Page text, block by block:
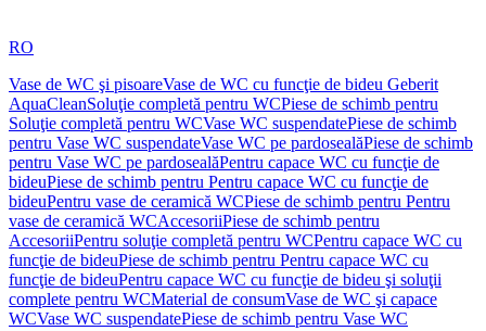
RO
Vase de WC şi pisoareVase de WC cu funcţie de bideu Geberit
AquaCleanSoluţie completă pentru WCPiese de schimb pentru
Soluţie completă pentru WCVase WC suspendatePiese de schimb
pentru Vase WC suspendateVase WC pe pardosealăPiese de schimb
pentru Vase WC pe pardosealăPentru capace WC cu funcţie de
bideuPiese de schimb pentru Pentru capace WC cu funcţie de
bideuPentru vase de ceramică WCPiese de schimb pentru Pentru
vase de ceramică WCAccesoriiPiese de schimb pentru
AccesoriiPentru soluţie completă pentru WCPentru capace WC cu
funcţie de bideuPiese de schimb pentru Pentru capace WC cu
funcţie de bideuPentru capace WC cu funcţie de bideu şi soluţii
complete pentru WCMaterial de consumVase de WC şi capace
WCVase WC suspendatePiese de schimb pentru Vase WC